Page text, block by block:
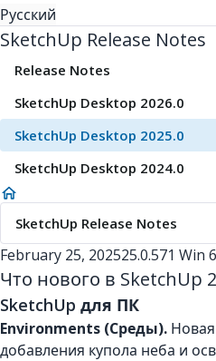
Русский
SketchUp Release Notes
Release Notes
SketchUp Desktop 2026.0
SketchUp Desktop 2025.0
SketchUp Desktop 2024.0
SketchUp Release Notes
February 25, 202525.0.571 Win
Что нового в SketchUp
SketchUp для ПК
Environments (Среды).
добавления купола неба и